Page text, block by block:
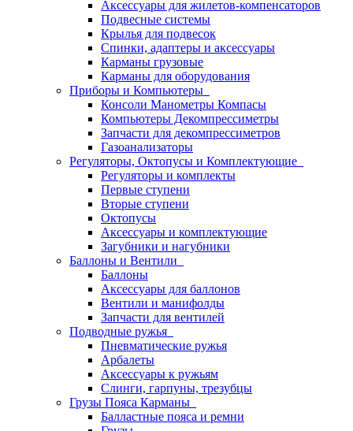
Аксессуары для жилетов-компенсаторов
Подвесные системы
Крылья для подвесок
Спинки, адаптеры и аксессуары
Карманы грузовые
Карманы для оборудования
Приборы и Компьютеры
Консоли Манометры Компасы
Компьютеры Декомпрессиметры
Запчасти для декомпрессиметров
Газоанализаторы
Регуляторы, Октопусы и Комплектующие
Регуляторы и комплекты
Первые ступени
Вторые ступени
Октопусы
Аксессуары и комплектующие
Загубники и нагубники
Баллоны и Вентили
Баллоны
Аксессуары для баллонов
Вентили и манифолды
Запчасти для вентилей
Подводные ружья
Пневматические ружья
Арбалеты
Аксессуары к ружьям
Слинги, гарпуны, трезубцы
Грузы Пояса Карманы
Балластные пояса и ремни